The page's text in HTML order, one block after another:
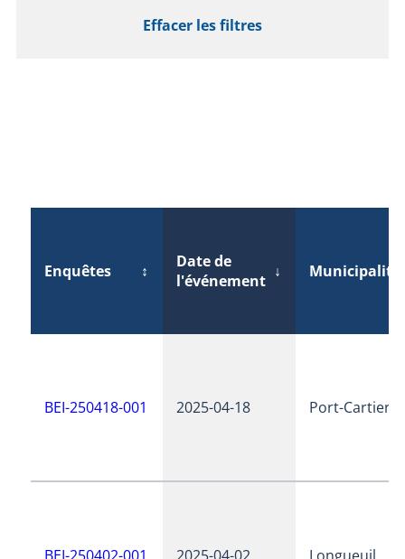
Effacer les filtres
Enquêtes ↕
Date de
l'événement ↓ Municipalité
BEI-250418-001 2025-04-18 Port-Cartier